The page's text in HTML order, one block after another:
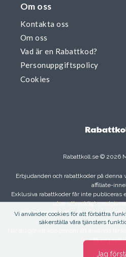
Vi använder cookies för att förbättra
säkerställa våra tjänsters
Jag
Om oss
Kontakta oss
Om oss
Vad är en Rabattkod?
Personuppgiftspolicy
Cookies
Rabattkoll.se © 2026
Erbjudanden och rabattkoder på
affiliate-
Exklusiva rabattkoder får inte publiceras
utan uttryckligt
Vid tidpunkten för publicering var
garanterat
få en